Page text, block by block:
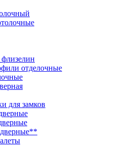
флизелин
отделочные
для замков